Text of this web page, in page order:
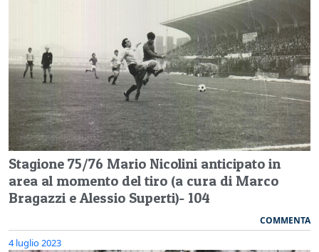
Stagione 75/76 Mario Nicolini anticipato in
area al momento del tiro (a cura di Marco
Bragazzi e Alessio Superti)- 104
COMMENTA
4 luglio 2023